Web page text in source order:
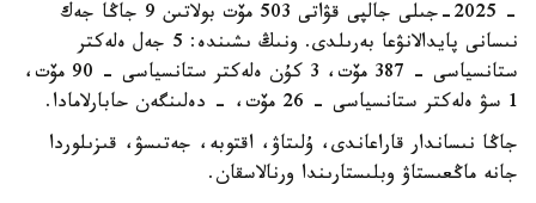
- 2025-جىلى جالپى قۋاتى 503 مۆت بولاتىن 9 جاڭا جەك
نىسانى پايدالانۋعا بەرىلدى. ونىڭ ىشىندە: 5 جەل ەلەكتر
ستانسياسى - 387 مۆت، 3 كۇن ەلەكتر ستانسياسى - 90 مۆت،
1 سۋ ەلەكتر ستانسياسى - 26 مۆت، - دەلىنگەن حابارلامادا.
جاڭا نىساندار قاراعاندى، ۇلىتاۋ، اقتوبە، جەتىسۋ، قىزىلوردا
جانە ماڭعىستاۋ وبلىستارىندا ورنالاسقان.